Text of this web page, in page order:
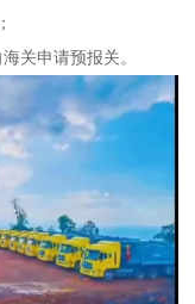
关申请预报关。